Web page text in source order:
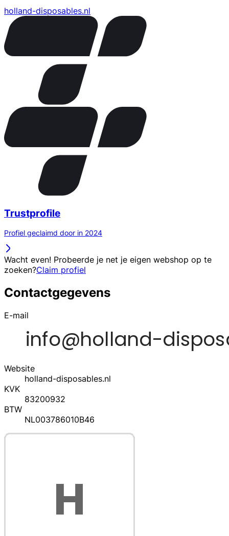
holland-disposables.nl
Trustprofile
Profiel geclaimd door in 2024
Wacht even! Probeerde je net je eigen webshop op te
zoeken?Claim profiel
Contactgegevens
E-mail
Website
holland-disposables.nl
KVK
83200932
BTW
NL003786010B46